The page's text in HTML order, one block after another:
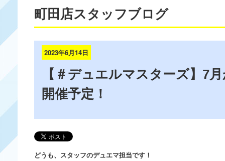
町田店スタッフブログ
2023年6月14日
【＃デュエルマスターズ】7
開催予定！
どうも、スタッフのデュエマ担当です！